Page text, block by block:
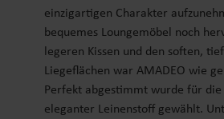
einzigartigen Charakter
bequemes Loungemöbel noch
legeren Kissen und den soften,
Liegeflächen war AMADEO wie
Perfekt abgestimmt wurde für
eleganter Leinenstoff gewählt.